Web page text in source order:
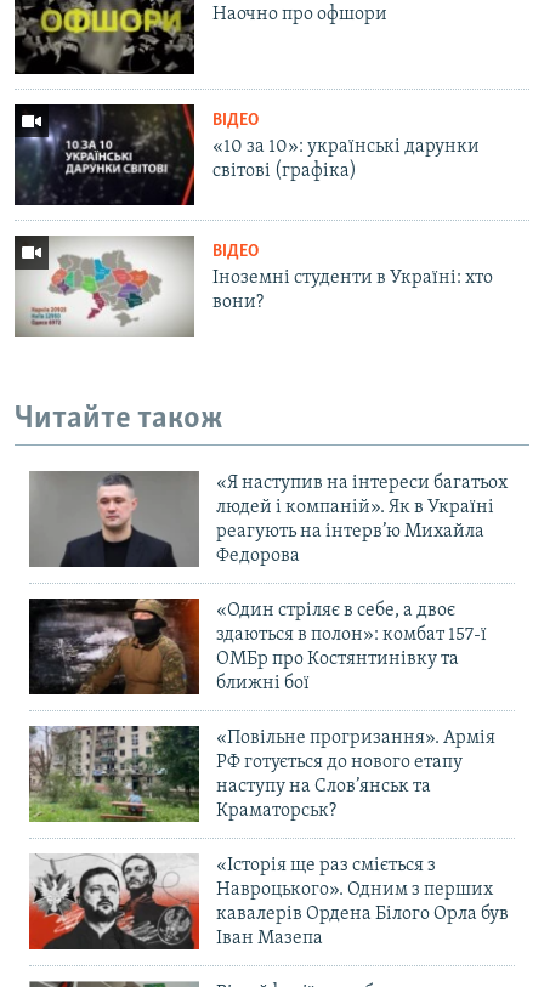
Наочно про офшори
ВІДЕО
«10 за 10»: українські дарунки
світові (графіка)
ВІДЕО
Іноземні студенти в Україні: хто
вони?
Читайте також
«Я наступив на інтереси багатьох
людей і компаній». Як в Україні
реагують на інтерв’ю Михайла
Федорова
«Один стріляє в себе, а двоє
здаються в полон»: комбат 157-ї
ОМБр про Костянтинівку та
ближні бої
«Повільне прогризання». Армія
РФ готується до нового етапу
наступу на Слов’янськ та
Краматорськ?
«Історія ще раз сміється з
Навроцького». Одним з перших
кавалерів Ордена Білого Орла був
Іван Мазепа